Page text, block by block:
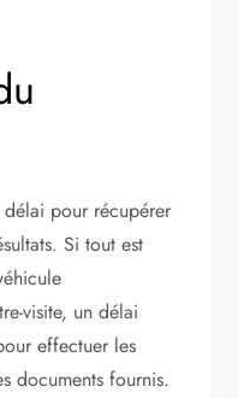
pour récupérer
Si tout est
visite, un délai
effectuer les
documents fournis.